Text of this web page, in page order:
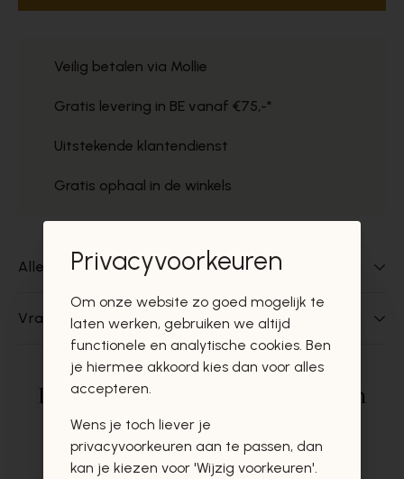
Veilig betalen via Mollie
Gratis levering in BE vanaf €75,-*
Uitstekende klantendienst
Gratis ophaal in de winkels
Alles over dit product
Vragen over dit product?
Deze producten zullen u zeker en
vast ook interesseren
Privacyvoorkeuren
Om onze website zo goed mogelijk te
laten werken, gebruiken we altijd
functionele en analytische cookies. Ben
je hiermee akkoord kies dan voor alles
accepteren.
Wens je toch liever je
privacyvoorkeuren aan te passen, dan
kan je kiezen voor 'Wijzig voorkeuren'.